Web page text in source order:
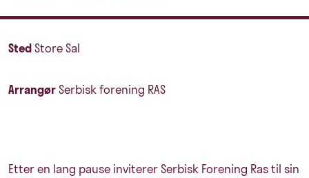
StedStore Sal
ArrangørSerbisk forening RAS
Etter en lang pause inviterer Serbisk Forening Ras til sin